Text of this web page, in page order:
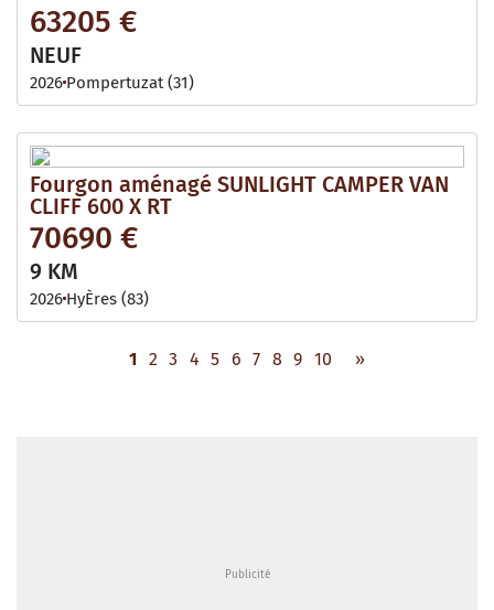
63205 €
NEUF
2026 Pompertuzat (31)
Fourgon aménagé SUNLIGHT CAMPER VAN
CLIFF 600 X RT
70690 €
9 KM
2026 HyÈres (83)
1 2 3 4 5 6 7 8 9 10 »